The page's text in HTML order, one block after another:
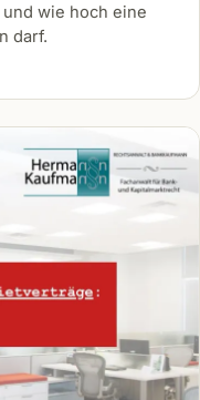
wie hoch eine
darf.